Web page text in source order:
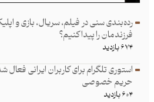
رده‌بندی سنی در فیلم، سریال، بازی و
فرزند‌مان را پیدا کنیم؟
۶۷۴ بازدید
حریم خصوصی
۶۰۴ بازدید